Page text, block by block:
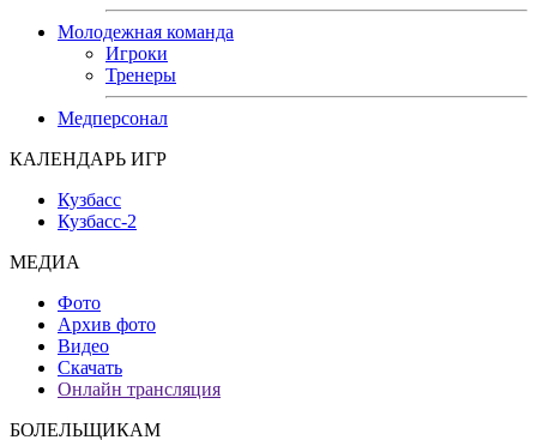
Молодежная команда
Игроки
Тренеры
Медперсонал
КАЛЕНДАРЬ ИГР
Кузбасс
Кузбасс-2
МЕДИА
Фото
Архив фото
Видео
Скачать
Онлайн трансляция
БОЛЕЛЬЩИКАМ